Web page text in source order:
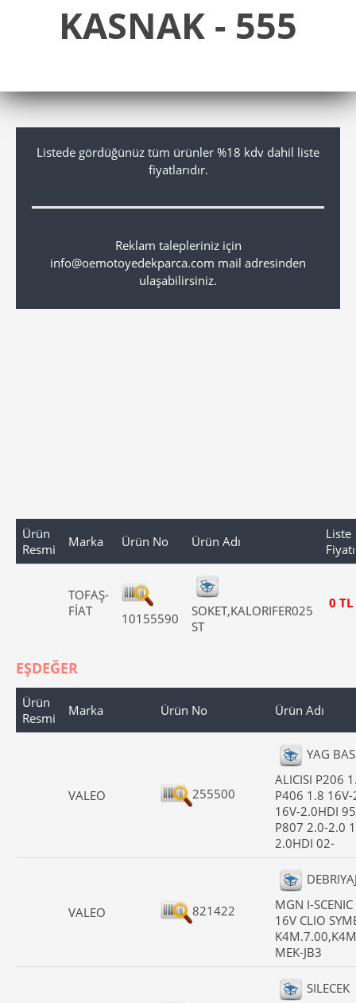
KASNAK - 555
Listede gördüğünüz tüm ürünler %18 kdv dahil liste
fiyatlarıdır.
Reklam talepleriniz için
info@oemotoyedekparca.com mail adresinden
ulaşabilirsiniz.
Ürün
Resmi
Marka Ürün No Ürün Adı
Liste
Fiyatı
TOFAŞ-
FİAT
10155590
SOKET,KALORIFER025
ST
0 TL
EŞDEĞER
Ürün
Resmi
Marka Ürün No Ürün Adı
VALEO 255500
YAG
ALICISI P206
P406 1.8
16V-2.0HDI
P807 2.0-2.0
2.0HDI 02-
VALEO 821422
MGN I-
16V CLIO
MEK-JB3
SILECEK